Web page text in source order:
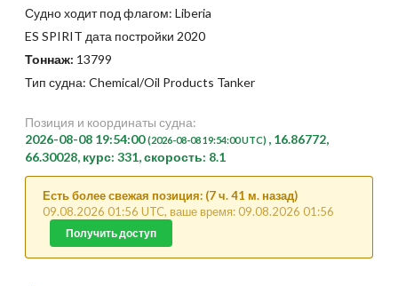
Судно ходит под флагом: Liberia
ES SPIRIT дата постройки 2020
Тоннаж: 13799
Тип судна: Chemical/Oil Products Tanker
Позиция и координаты судна:
2026-08-08 19:54:00(2026-08-08 19:54:00 UTC) , 16.86772,
66.30028, курс: 331, скорость: 8.1
Есть более свежая позиция: (7 ч. 41 м. назад)
09.08.2026 01:56 UTC, ваше время: 09.08.2026 01:56
Получить доступ